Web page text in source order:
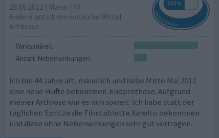
28.06.2012 | Mann | 44
Andere antithrombotische Mittel
Arthrose
Wirksamkeit
Anzahl Nebenwirkungen
Ich bin 44 Jahre alt, männlich und habe Mitte Mai 2012
eine neue Hüfte bekommen. Endprothese. Aufgrund
meiner Arthrose war es nun soweit. Ich habe statt der
täglichen Spritze die Filmtablette Xarelto bekommen
und diese ohne Nebenwirkungen sehr gut vertragen.